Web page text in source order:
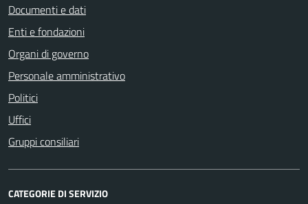
Documenti e dati
Enti e fondazioni
Organi di governo
Personale amministrativo
Politici
Uffici
Gruppi consiliari
CATEGORIE DI SERVIZIO